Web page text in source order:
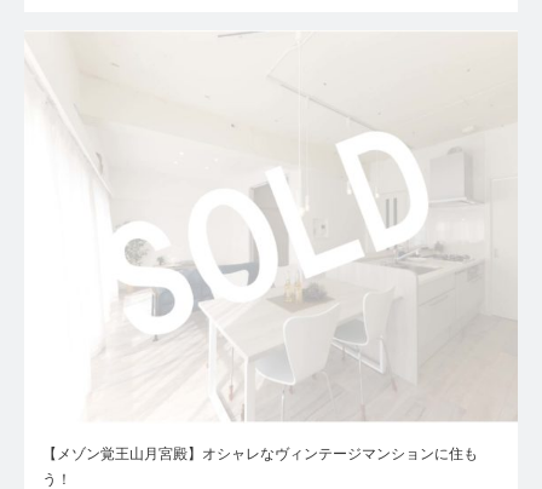
【メゾン覚王山月宮殿】オシャレなヴィンテージマンションに住も
う！